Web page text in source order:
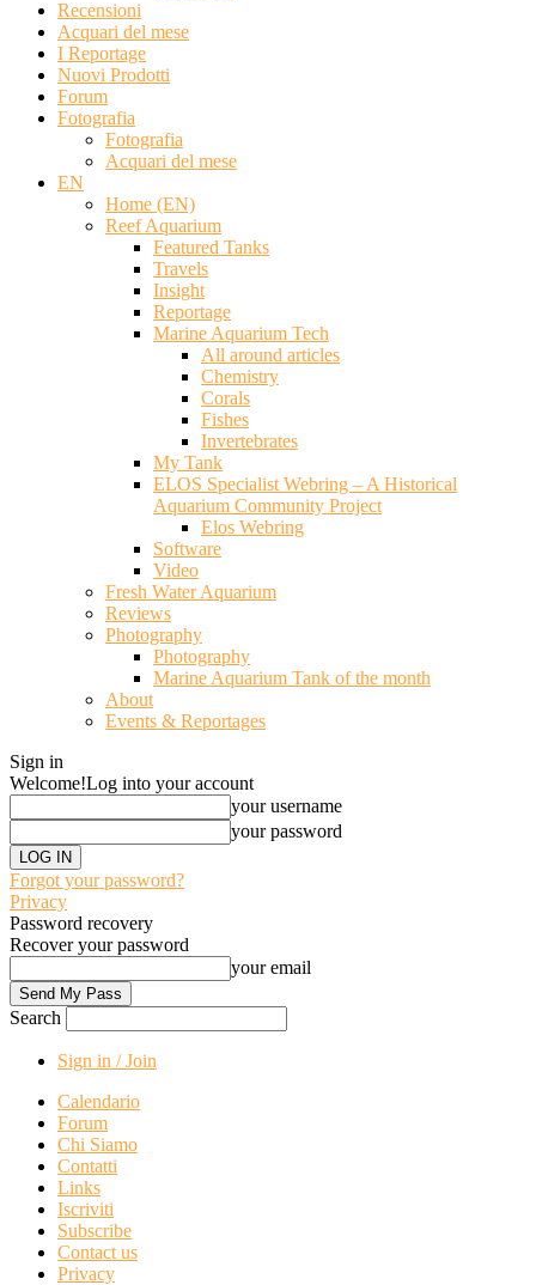
Recensioni
Acquari del mese
I Reportage
Nuovi Prodotti
Forum
Fotografia
Fotografia
Acquari del mese
EN
Home (EN)
Reef Aquarium
Featured Tanks
Travels
Insight
Reportage
Marine Aquarium Tech
All around articles
Chemistry
Corals
Fishes
Invertebrates
My Tank
ELOS Specialist Webring – A Historical
Aquarium Community Project
Elos Webring
Software
Video
Fresh Water Aquarium
Reviews
Photography
Photography
Marine Aquarium Tank of the month
About
Events & Reportages
Sign in
Welcome!Log into your account
your username
your password
Forgot your password?
Privacy
Password recovery
Recover your password
your email
Search
Sign in / Join
Calendario
Forum
Chi Siamo
Contatti
Links
Iscriviti
Subscribe
Contact us
Privacy